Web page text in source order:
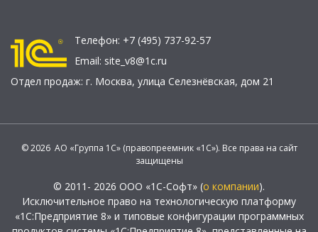
Телефон: +7 (495) 737-92-57
Email: site_v8@1c.ru
Отдел продаж: г. Москва, улица Селезнёвская, дом 21
© 2026 АО «Группа 1С» (правопреемник «1С»). Все права на сайт
защищены
© 2011- 2026 ООО «1С-Софт» (о компании).
Исключительное право на технологическую платформу
«1С:Предприятие 8» и типовые конфигурации программных